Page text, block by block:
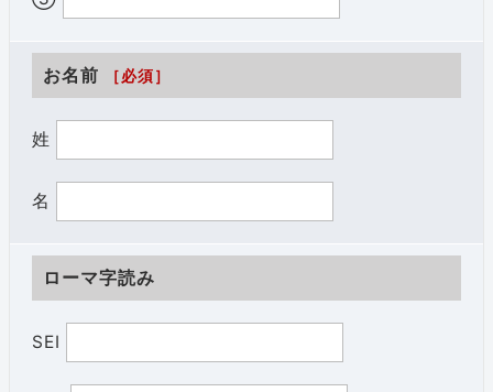
お名前 ［必須］
姓
名
ローマ字読み
SEI